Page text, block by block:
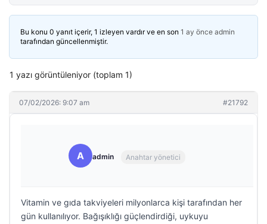
Bu konu 0 yanıt içerir, 1 izleyen vardır ve en son 1 ay önce admin
tarafından güncellenmiştir.
1 yazı görüntüleniyor (toplam 1)
07/02/2026: 9:07 am #21792
A admin Anahtar yönetici
Vitamin ve gıda takviyeleri milyonlarca kişi tarafından her
gün kullanılıyor. Bağışıklığı güçlendirdiği, uykuyu